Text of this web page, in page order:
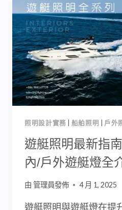
買
指
南:
款
式
與
應
用
一
看
｜
景
觀
明
照明設計實務 船舶照明 戶外
遊艇照明最新指
內/戶外遊艇燈全
由 管理員發佈 4 月 1, 2025
遊艇照明與遊艇燈在提